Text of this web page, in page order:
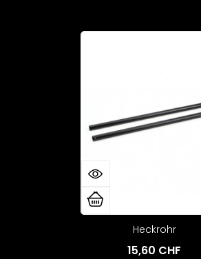
Heckrohr
15,60 CHF